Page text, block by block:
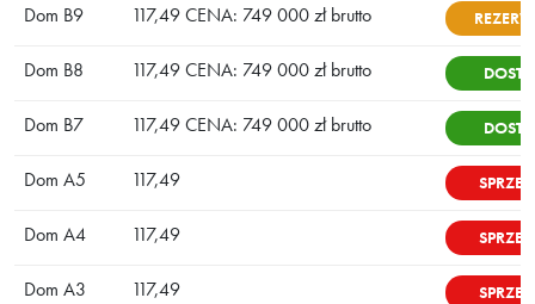
Dom B9 117,49 CENA: 749 000 zł brutto
Dom B8 117,49 CENA: 749 000 zł brutto
Dom B7 117,49 CENA: 749 000 zł brutto
Dom A5 117,49
Dom A4 117,49
Dom A3 117,49